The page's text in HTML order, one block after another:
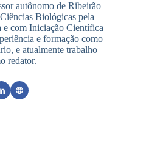
autônomo de Ribeirão
Biológicas pela
e com Iniciação Científica
e formação como
e atualmente trabalho
redator.